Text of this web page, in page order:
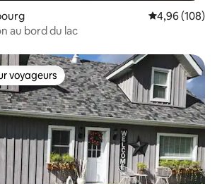
Note
4,96 (108)
au bord du lac
parmi les plus aimés
voyageurs